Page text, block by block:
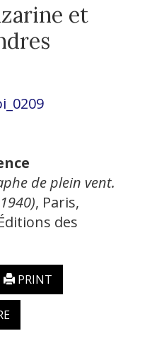
et
de plein vent.
, Paris,
des
PRINT